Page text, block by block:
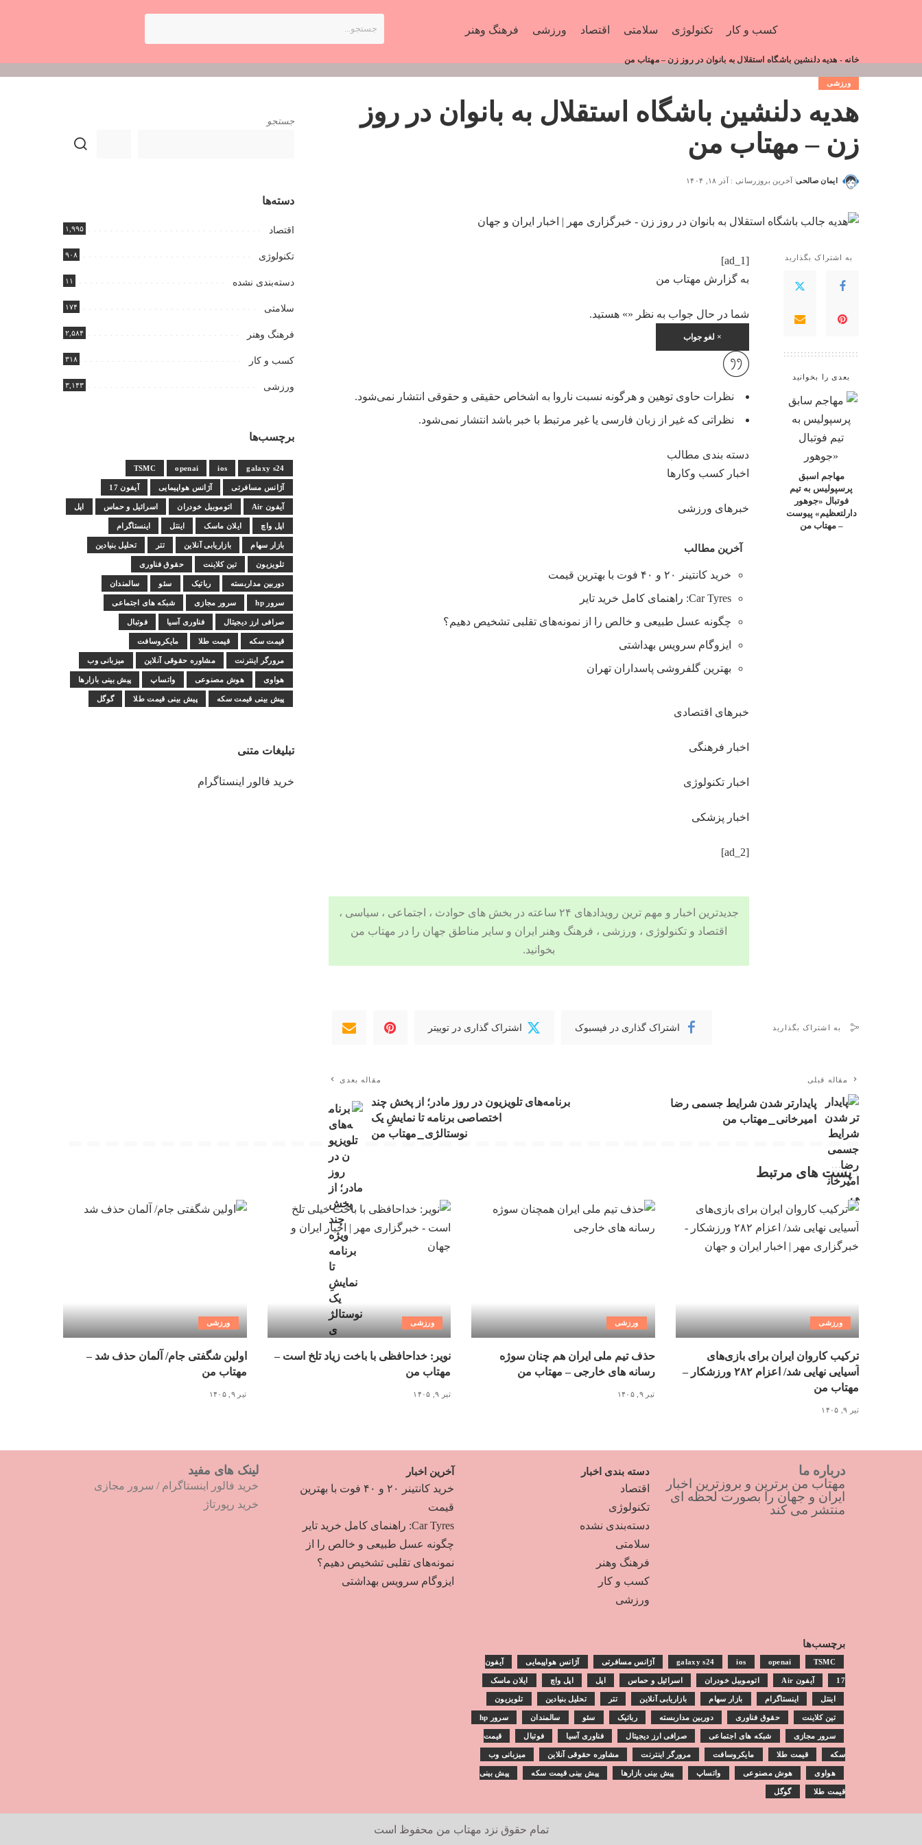
کسب و کار تکنولوژی سلامتی اقتصاد ورزشی فرهنگ وهنر
خانه - هدیه دلنشین باشگاه استقلال به بانوان در روز زن – مهتاب من
ورزشی
هدیه دلنشین باشگاه استقلال به بانوان در روز
زن – مهتاب من
ایمان صالحی آخرین بروزرسانی : آذر ۱۸, ۱۴۰۴
به اشتراک بگذارید
بعدی را بخوانید
مهاجم اسبق
پرسپولیس به تیم
فوتبال «جوهور
دارلتعظیم» پیوست
– مهتاب من
[ad_1]
به گزارش مهتاب من
شما در حال جواب به نظر «» هستید.
× لغو جواب
نظرات حاوی توهین و هرگونه نسبت ناروا به اشخاص حقیقی و حقوقی انتشار نمی‌شود.
نظراتی که غیر از زبان فارسی یا غیر مرتبط با خبر باشد انتشار نمی‌شود.
دسته بندی مطالب
اخبار کسب وکارها
خبرهای ورزشی
آخرین مطالب
خرید کانتینر ۲۰ و ۴۰ فوت با بهترین قیمت
Car Tyres: راهنمای کامل خرید تایر
چگونه عسل طبیعی و خالص را از نمونه‌های تقلبی تشخیص دهیم؟
ایزوگام سرویس بهداشتی
بهترین گلفروشی پاسداران تهران
خبرهای اقتصادی
اخبار فرهنگی
اخبار تکنولوژی
اخبار پزشکی
[ad_2]
جدیدترین اخبار و مهم ترین رویدادهای ۲۴ ساعته در بخش های حوادث ، اجتماعی ، سیاسی ،
اقتصاد وتکنولوژی ، ورزشی ، فرهنگ وهنر ایران و سایر مناطق جهان را در مهتاب من
بخوانید.
به اشتراک بگذارید اشتراک گذاری در فیسبوک اشتراک گذاری در توییتر
مقاله قبلی
پایدارتر شدن شرایط جسمی رضا
امیرخانی_مهتاب من
مقاله بعدی
برنامه‌های تلویزیون در روز مادر؛ از پخش چند
اختصاصی برنامه تا نمایشِ یک
نوستالژی_مهتاب من
جستجو
دسته‌ها
اقتصاد ۱,۹۹۵
تکنولوژی ۹۰۸
دسته‌بندی نشده ۱۱
سلامتی ۱۷۴
فرهنگ وهنر ۲,۵۸۴
کسب و کار ۳۱۸
ورزشی ۳,۱۴۳
برچسب‌ها
galaxy s24
ios
openai
TSMC
آژانس مسافرتی آژانس هواپیمایی آیفون 17
آیفون Air اتوموبیل خودران اسرائیل و حماس اپل
اپل واچ ایلان ماسک اینتل اینستاگرام
بازار سهام بازاریابی آنلاین تتر تحلیل بنیادین
تلویزیون تین کلاینت حقوق فناوری
دوربین مداربسته رباتیک سئو سالمندان
سرور hp سرور مجازی شبکه های اجتماعی
صرافی ارز دیجیتال فناوری آسیا فوتبال
قیمت سکه قیمت طلا مایکروسافت
مرورگر اینترنت مشاوره حقوقی آنلاین میزبانی وب
هواوی هوش مصنوعی واتساپ پیش بینی بازارها
پیش بینی قیمت سکه پیش بینی قیمت طلا گوگل
تبلیغات متنی
خرید فالور اینستاگرام
پست های مرتبط
ورزشی
ترکیب کاروان ایران برای بازی‌های
آسیایی نهایی شد/ اعزام ۲۸۲ ورزشکار –
مهتاب من
تیر ۹, ۱۴۰۵
ورزشی
حذف تیم ملی ایران هم چنان سوژه
رسانه های خارجی – مهتاب من
تیر ۹, ۱۴۰۵
ورزشی
نویر: خداحافظی با باخت زیاد تلخ است –
مهتاب من
تیر ۹, ۱۴۰۵
ورزشی
اولین شگفتی جام/ آلمان حذف شد –
مهتاب من
تیر ۹, ۱۴۰۵
درباره ما
مهتاب من برترین و بروزترین اخبار
ایران و جهان را بصورت لحظه ای
منتشر می کند
دسته بندی اخبار
اقتصاد
تکنولوژی
دسته‌بندی نشده
سلامتی
فرهنگ وهنر
کسب و کار
ورزشی
آخرین اخبار
خرید کانتینر ۲۰ و ۴۰ فوت با بهترین
قیمت
Car Tyres: راهنمای کامل خرید تایر
چگونه عسل طبیعی و خالص را از
نمونه‌های تقلبی تشخیص دهیم؟
ایزوگام سرویس بهداشتی
لینک های مفید
خرید فالور اینستاگرام / سرور مجازی
خرید رپورتاژ
برچسب‌ها
galaxy s24 ios openai TSMC آژانس مسافرتی آژانس هواپیمایی آیفون
17 آیفون Air اتوموبیل خودران اسرائیل و حماس اپل اپل واچ ایلان ماسک
اینتل اینستاگرام بازار سهام بازاریابی آنلاین تتر تحلیل بنیادین تلویزیون
تین کلاینت حقوق فناوری دوربین مداربسته رباتیک سئو سالمندان سرور hp
سرور مجازی شبکه های اجتماعی صرافی ارز دیجیتال فناوری آسیا فوتبال قیمت
سکه قیمت طلا مایکروسافت مرورگر اینترنت مشاوره حقوقی آنلاین میزبانی وب
هواوی هوش مصنوعی واتساپ پیش بینی بازارها پیش بینی قیمت سکه پیش بینی
قیمت طلا گوگل
تمام حقوق نزد مهتاب من محفوظ است